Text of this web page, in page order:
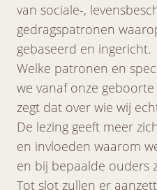
van sociale-,
gedragspatronen
gebaseerd en ingericht.
Welke patronen en
we vanaf onze
zegt dat over wie wij
De lezing geeft meer
en invloeden waarom
en bij bepaalde ouders
Tot slot zullen er